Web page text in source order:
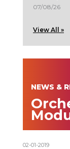
07/08/26
View All »
NEWS &
02-01-2019